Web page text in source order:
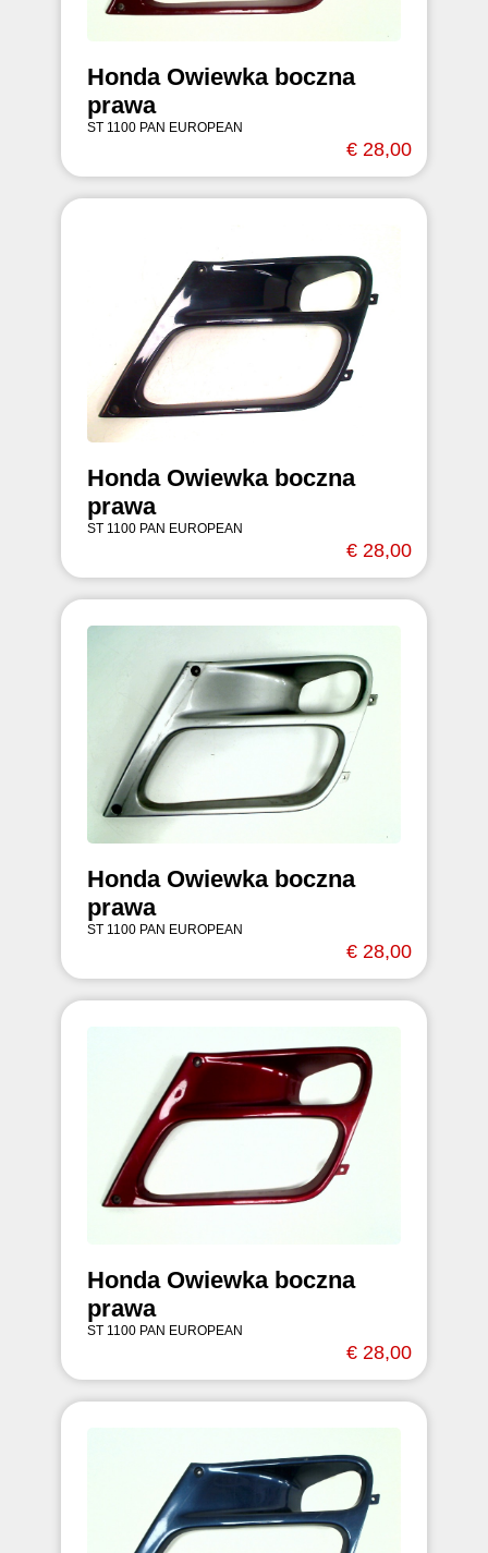
Honda Owiewka boczna
prawa
ST 1100 PAN EUROPEAN
€ 28,00
Honda Owiewka boczna
prawa
ST 1100 PAN EUROPEAN
€ 28,00
Honda Owiewka boczna
prawa
ST 1100 PAN EUROPEAN
€ 28,00
Honda Owiewka boczna
prawa
ST 1100 PAN EUROPEAN
€ 28,00